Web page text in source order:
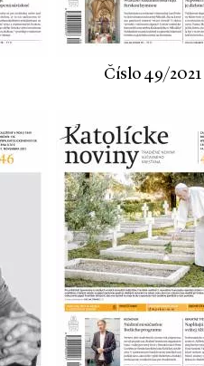
Číslo 49/2021